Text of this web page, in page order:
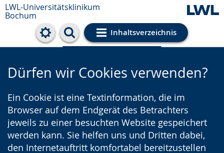
LWL-Universitätsklinikum
Bochum
Inhaltsverzeichnis
Cookie-Einstellungen
Dürfen wir Cookies verwenden?
Ein Cookie ist eine Textinformation, die im
Browser auf dem Endgerät des Betrachters
jeweils zu einer besuchten Website gespeichert
werden kann. Sie helfen uns und Dritten dabei,
den Internetauftritt komfortabel bereitzustellen